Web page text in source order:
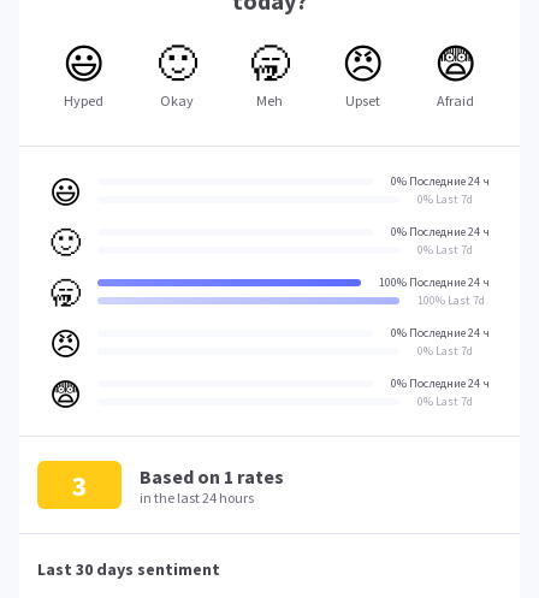
😃
Hyped
🙂
Okay
🥱
Meh
😠
Upset
😨
Afraid
😃
0% Последние 24 ч
0% Last 7d
🙂
0% Последние 24 ч
0% Last 7d
🥱
100% Последние 24 ч
100% Last 7d
😠
0% Последние 24 ч
0% Last 7d
😨
0% Последние 24 ч
0% Last 7d
3 Based on 1 rates
in the last 24 hours
Last 30 days sentiment